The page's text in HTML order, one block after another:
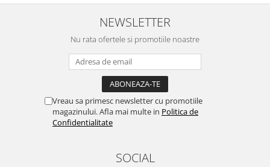
NEWSLETTER
Nu rata ofertele si promotiile noastre
Vreau sa primesc newsletter cu promotiile
magazinului. Afla mai multe in Politica de
Confidentialitate
SOCIAL